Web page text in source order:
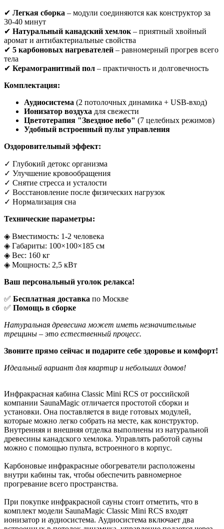
✔ Легкая сборка – модули соединяются как конструктор за
30-40 минут
✔ Натуральный канадский хемлок – приятный хвойный
аромат и антибактериальные свойства
✔ 5 карбоновых нагревателей – равномерный прогрев всего
тела
✔ Керамогранитный пол – практичность и долговечность
Комплектация:
Аудиосистема (2 потолочных динамика + USB-вход)
Ионизатор воздуха для свежести
Цветотерапия "Звездное небо" (7 целебных режимов)
Удобный встроенный пульт управления
Оздоровительный эффект:
✓ Глубокий детокс организма
✓ Улучшение кровообращения
✓ Снятие стресса и усталости
✓ Восстановление после физических нагрузок
✓ Нормализация сна
Технические параметры:
◈ Вместимость: 1-2 человека
◈ Габариты: 100×100×185 см
◈ Вес: 160 кг
◈ Мощность: 2,5 кВт
Ваш персональный уголок релакса!
✅ Бесплатная доставка по Москве
✅ Помощь в сборке
Натуральная древесина может иметь незначительные
трещины – это естественный процесс.
Звоните прямо сейчас и подарите себе здоровье и комфорт!
Идеальный вариант для квартир и небольших домов!
Инфракрасная кабина Classic Mini RCS от российской
компании SaunaMagic отличается простотой сборки и
установки. Она поставляется в виде готовых модулей,
которые можно легко собрать на месте, как конструктор.
Внутренняя и внешняя отделка выполнены из натуральной
древесины канадского хемлока. Управлять работой сауны
можно с помощью пульта, встроенного в корпус.
Карбоновые инфракрасные обогреватели расположены
внутри кабины так, чтобы обеспечить равномерное
прогревание всего пространства.
При покупке инфракрасной сауны стоит отметить, что в
комплект модели SaunaMagic Classic Mini RCS входят
ионизатор и аудиосистема. Аудиосистема включает два